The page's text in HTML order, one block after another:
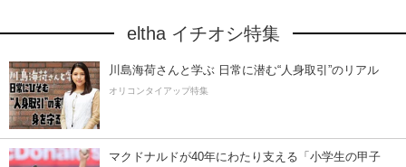
eltha イチオシ特集
川島海荷さんと学ぶ 日常に潜む“人身取引”のリアル
オリコンタイアップ特集
マクドナルドが40年にわたり支える「小学生の甲子